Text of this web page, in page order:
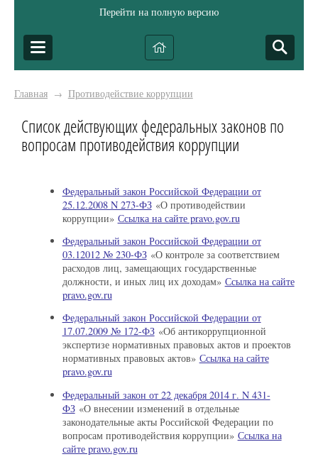
Перейти на полную версию
Главная → Противодействие коррупции
Список действующих федеральных законов по
вопросам противодействия коррупции
Федеральный закон Российской Федерации от
25.12.2008 N 273-ФЗ«О противодействии
коррупции» Ссылка на сайте pravo.gov.ru
Федеральный закон Российской Федерации от
03.12012 № 230-ФЗ«О контроле за соответствием
расходов лиц, замещающих государственные
должности, и иных лиц их доходам» Ссылка на сайте
pravo.gov.ru
Федеральный закон Российской Федерации от
17.07.2009 № 172-ФЗ«Об антикоррупционной
экспертизе нормативных правовых актов и проектов
нормативных правовых актов» Ссылка на сайте
pravo.gov.ru
Федеральный закон от 22 декабря 2014 г. N 431-
ФЗ«О внесении изменений в отдельные
законодательные акты Российской Федерации по
вопросам противодействия коррупции» Ссылка на
сайте pravo.gov.ru